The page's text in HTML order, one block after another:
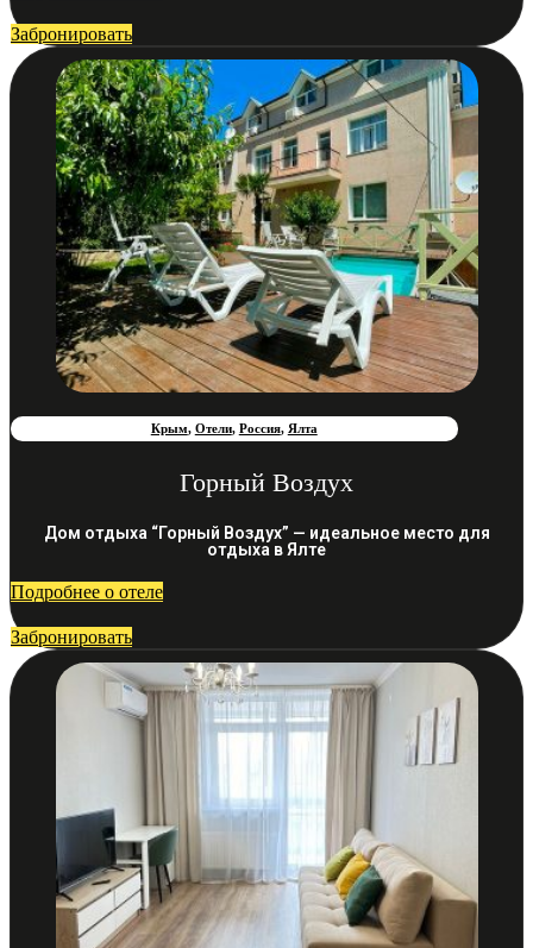
Забронировать
Крым, Отели, Россия, Ялта
Горный Воздух
Дом отдыха “Горный Воздух” — идеальное место для
отдыха в Ялте
Подробнее о отеле
Забронировать